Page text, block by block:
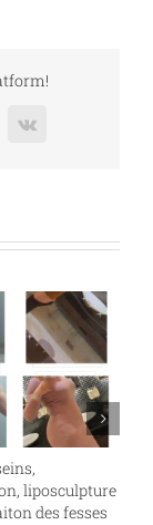
Vk
liposculpture
des fesses